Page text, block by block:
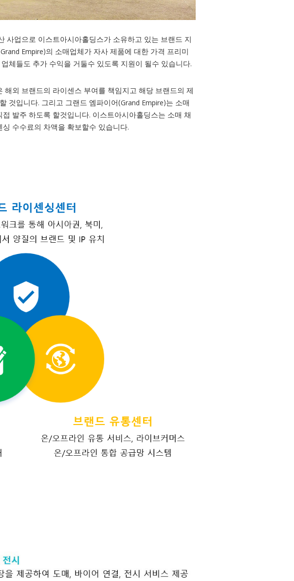
사업으로 이스트아시아홀딩스가 소유하고 있는 브랜드 지
Empire)의 소매업체가 자사 제품에 대한 가격 프리미
체들도 추가 수익을 거둘수 있도록 지원이 될수 있습니다.
외 브랜드의 라이센스 부여를 책임지고 해당 브랜드의 제
것입니다. 그리고 그랜드 엠파이어(Grand Empire)는 소매
발주 하도록 할것입니다. 이스트아시아홀딩스는 소매 채
수수료의 차액을 확보할수 있습니다.